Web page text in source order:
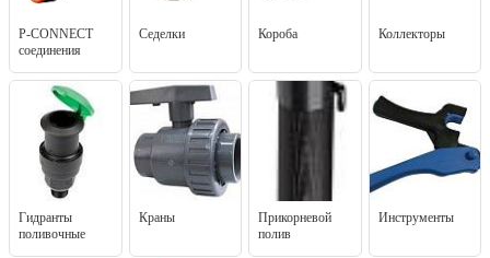
P-CONNECT
соединения
Седелки Короба Коллекторы
Гидранты
поливочные
Краны
Прикорневой
полив
Инструменты